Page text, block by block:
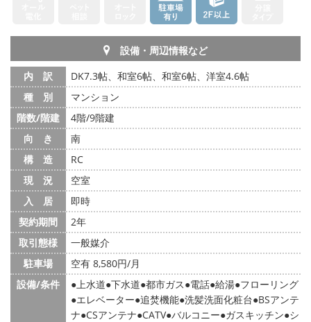
設備・周辺情報など
内 訳
DK7.3帖、和室6帖、和室6帖、洋室4.6帖
種 別
マンション
階数/階建
4階/9階建
向 き
南
構 造
RC
現 況
空室
入 居
即時
契約期間
2年
取引態様
一般媒介
駐車場
空有 8,580円/月
設備/条件
上水道 下水道 都市ガス 電話 給湯 フローリング
エレベーター 追焚機能 洗髪洗面化粧台 BSアンテ
ナ CSアンテナ CATV バルコニー ガスキッチン シ